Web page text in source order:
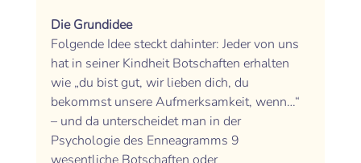
Die Grundidee
Folgende Idee steckt dahinter: Jeder von uns
hat in seiner Kindheit Botschaften erhalten
wie „du bist gut, wir lieben dich, du
bekommst unsere Aufmerksamkeit, wenn…“
– und da unterscheidet man in der
Psychologie des Enneagramms 9